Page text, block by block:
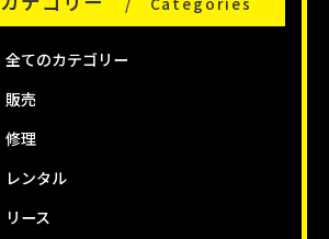
全てのカテゴリー
販売
修理
レンタル
リース